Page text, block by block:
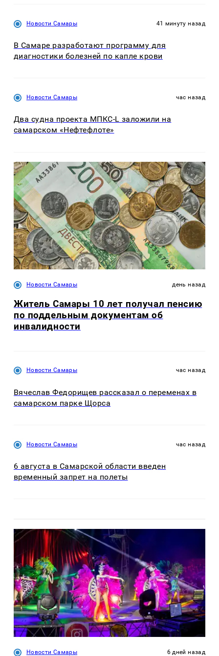
Новости Самары 41 минуту назад
В Самаре разработают программу для
диагностики болезней по капле крови
Новости Самары час назад
Два судна проекта МПКС-L заложили на
самарском «Нефтефлоте»
Новости Самары день назад
Житель Самары 10 лет получал пенсию
по поддельным документам об
инвалидности
Новости Самары час назад
Вячеслав Федорищев рассказал о переменах в
самарском парке Щорса
Новости Самары час назад
6 августа в Самарской области введен
временный запрет на полеты
Новости Самары 6 дней назад